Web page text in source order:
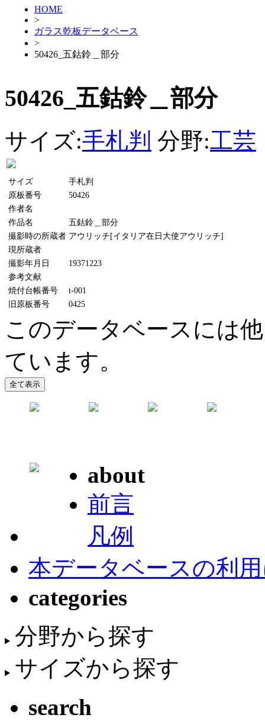
HOME
>
ガラス乾板データベース
>
50426_五鈷鈴＿部分
50426_五鈷鈴＿部分
サイズ:手札判 分野:工芸
サイズ
手札判
原板番号
50426
作者名
作品名
五鈷鈴＿部分
撮影時の所蔵者 アウリッチ[イタリア在日大使アウリッチ]
現所蔵者
撮影年月日
19371223
参考文献
焼付台帳番号
t-001
旧原板番号
0425
このデータベースには
ています。
about
前言
凡例
本データベースの利
categories
分野から探す
サイズから探す
search